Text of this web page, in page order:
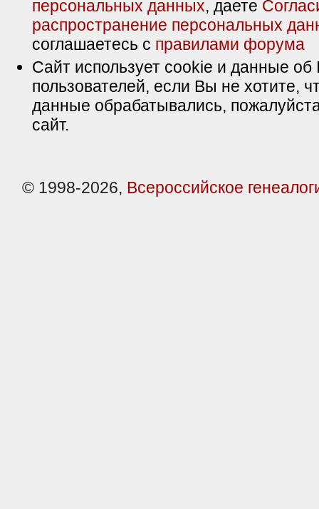
персональных данных, даете
распространение персональных
соглашаетесь с правилами форума
Сайт использует cookie и данные об
пользователей, если Вы не хотите,
данные обрабатывались,
сайт.
© 1998-2026, Всероссийское